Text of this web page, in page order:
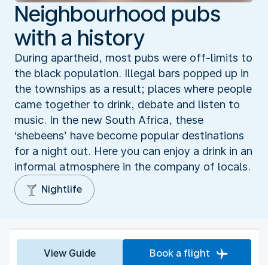
Neighbourhood pubs
with a history
During apartheid, most pubs were off-limits to
the black population. Illegal bars popped up in
the townships as a result; places where people
came together to drink, debate and listen to
music. In the new South Africa, these
‘shebeens’ have become popular destinations
for a night out. Here you can enjoy a drink in an
informal atmosphere in the company of locals.
Nightlife
View Guide Book a flight